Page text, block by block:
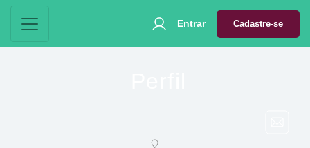
Entrar Cadastre-se